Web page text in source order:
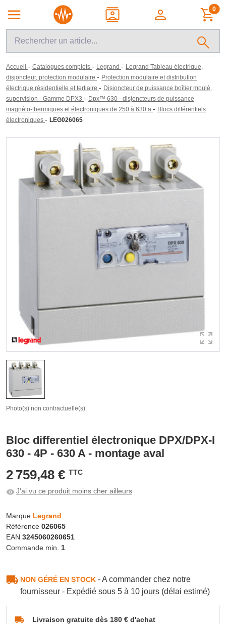
0
Accueil - Catalogues complets - Legrand - Legrand Tableau électrique,
disjoncteur, protection modulaire - Protection modulaire et distribution
électrique résidentielle et tertiaire - Disjoncteur de puissance boîtier moulé,
supervision - Gamme DPX3 - Dpx™ 630 - disjoncteurs de puissance
magnéto-thermiques et électroniques de 250 à 630 a - Blocs différentiels
électroniques - LEG026065
Photo(s) non contractuelle(s)
Bloc differentiel électronique DPX/DPX-I
630 - 4P - 630 A - montage aval
2 759,48 € TTC
J'ai vu ce produit moins cher ailleurs
Marque Legrand
Référence 026065
EAN 3245060260651
Commande min. 1
NON GÉRÉ EN STOCK- A commander chez notre
fournisseur - Expédié sous 5 à 10 jours (délai estimé)
Livraison gratuite dès 180 € d'achat